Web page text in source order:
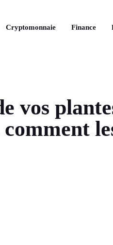
Cryptomonnaie Finance
vos